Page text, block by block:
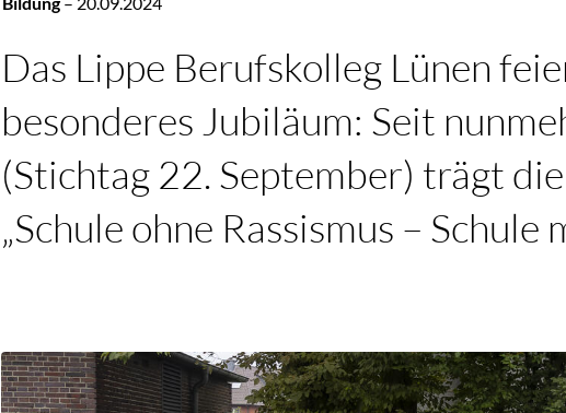
Das Lippe Berufskolleg Lünen
besonderes Jubiläum: Seit
(Stichtag 22. September) trägt
„Schule ohne Rassismus – Schule